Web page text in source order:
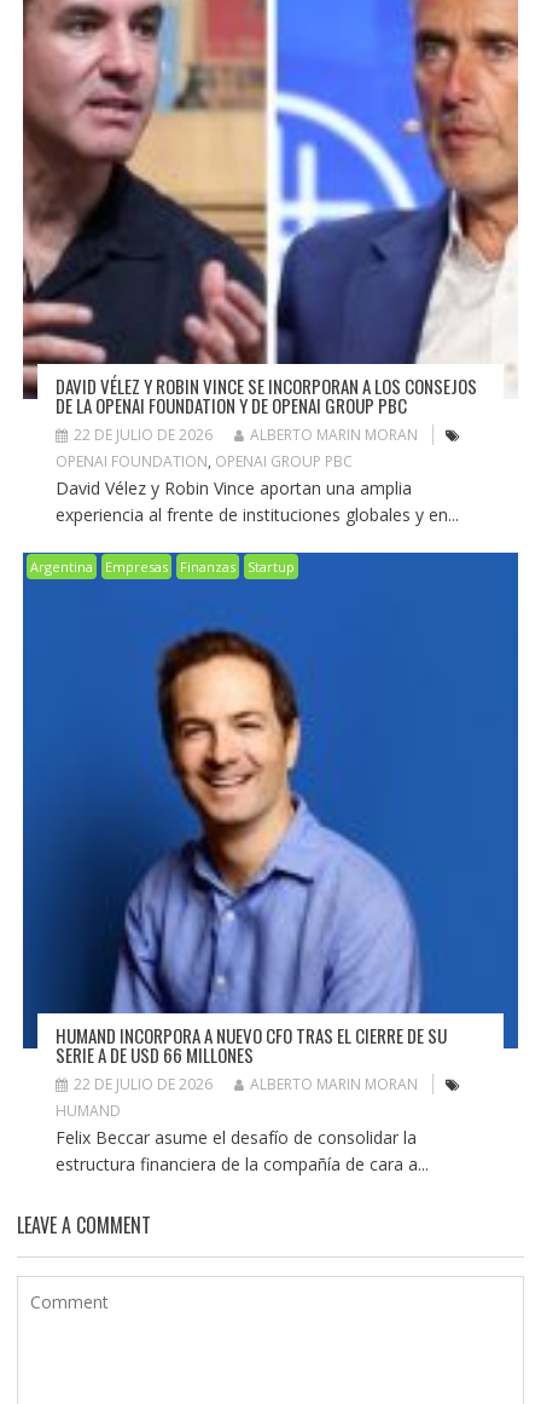
DAVID VÉLEZ Y ROBIN VINCE SE INCORPORAN A LOS CONSEJOS
DE LA OPENAI FOUNDATION Y DE OPENAI GROUP PBC
22 DE JULIO DE 2026
ALBERTO MARIN MORAN
OPENAI FOUNDATION, OPENAI GROUP PBC
David Vélez y Robin Vince aportan una amplia
experiencia al frente de instituciones globales y en...
Argentina Empresas Finanzas Startup
HUMAND INCORPORA A NUEVO CFO TRAS EL CIERRE DE SU
SERIE A DE USD 66 MILLONES
22 DE JULIO DE 2026
ALBERTO MARIN MORAN
HUMAND
Felix Beccar asume el desafío de consolidar la
estructura financiera de la compañía de cara a...
LEAVE A COMMENT